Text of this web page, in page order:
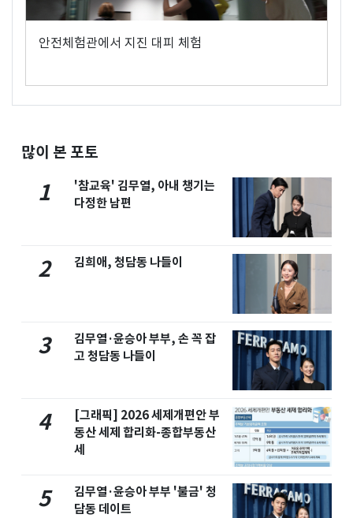
안전체험관에서 지진 대피 체험
많이 본 포토
1
'참교육' 김무열, 아내 챙기는
다정한 남편
2 김희애, 청담동 나들이
3
김무열·윤승아 부부, 손 꼭 잡
고 청담동 나들이
4
[그래픽] 2026 세제개편안 부
동산 세제 합리화-종합부동산
세
5
김무열·윤승아 부부 '불금' 청
담동 데이트